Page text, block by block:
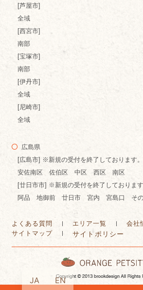
[芦屋市]
全域
[西宮市]
南部
[宝塚市]
南部
[伊丹市]
全域
[尼崎市]
全域
広島県
[広島市] ※新規の受付を終了しております。
安佐南区 佐伯区 中区 西区 南区
[廿日市市] ※新規の受付を終了しております
阿品 地御前 廿日市 宮内 宮島口 その
よくある質問 エリア一覧
会社
サイトマップ
サイトポリシー
JA EN